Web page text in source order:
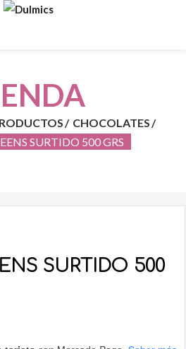
CHOCOLATES
SURTIDO 500 GRS
SURTIDO 500